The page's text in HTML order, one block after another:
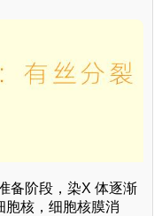
备阶段，染X 体逐渐
胞核，细胞核膜消